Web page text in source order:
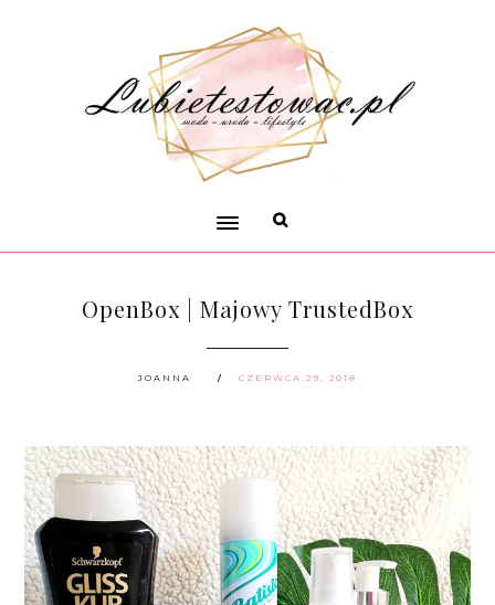
OpenBox | Majowy TrustedBox
JOANNA CZERWCA 29, 2018